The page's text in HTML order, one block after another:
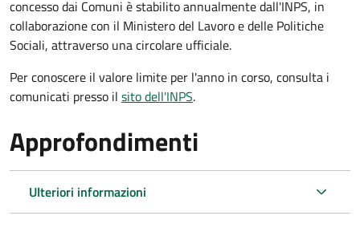
concesso dai Comuni è stabilito annualmente dall'INPS, in
collaborazione con il Ministero del Lavoro e delle Politiche
Sociali, attraverso una circolare ufficiale.
Per conoscere il valore limite per l'anno in corso, consulta i
comunicati presso il sito dell'INPS.
Approfondimenti
Ulteriori informazioni